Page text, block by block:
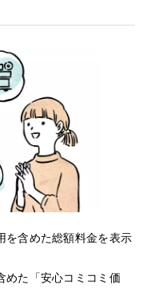
を含めた総額料金を表示
めた「安心コミコミ価